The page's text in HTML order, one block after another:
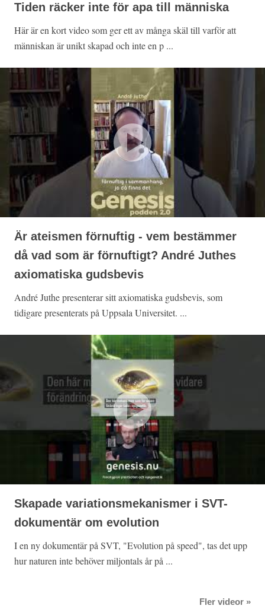
Tiden räcker inte för apa till människa
Här är en kort video som ger ett av många skäl till varför att
människan är unikt skapad och inte en p ...
Är ateismen förnuftig - vem bestämmer
då vad som är förnuftigt? André Juthes
axiomatiska gudsbevis
André Juthe presenterar sitt axiomatiska gudsbevis, som
tidigare presenterats på Uppsala Universitet. ...
Skapade variationsmekanismer i SVT-
dokumentär om evolution
I en ny dokumentär på SVT, "Evolution på speed", tas det upp
hur naturen inte behöver miljontals år på ...
Fler videor »